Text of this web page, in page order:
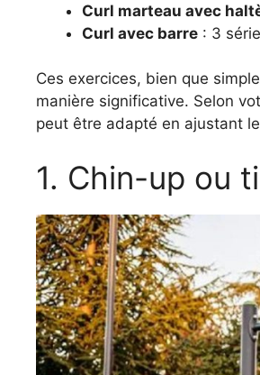
Curl marteau avec
Curl avec barre : 3
Ces exercices, bien que
manière significative. Selon
peut être adapté en ajustant
1. Chin-up ou